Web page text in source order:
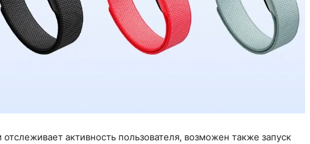
отслеживает активность пользователя, возможен также запуск